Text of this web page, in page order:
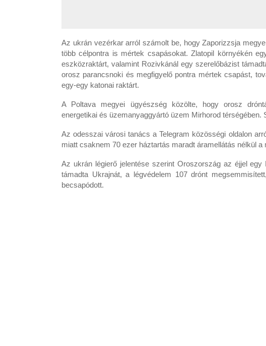
Az ukrán vezérkar arról számolt be, hogy Zaporizzsja
több célpontra is mértek csapásokat. Zlatopil környékén
eszközraktárt, valamint Rozivkánál egy szerelőbázist
orosz parancsnoki és megfigyelő pontra mértek csapást,
egy-egy katonai raktárt.
A Poltava megyei ügyészség közölte, hogy orosz
energetikai és üzemanyaggyártó üzem Mirhorod térségében.
Az odesszai városi tanács a Telegram közösségi oldalon
miatt csaknem 70 ezer háztartás maradt áramellátás nélkül a
Az ukrán légierő jelentése szerint Oroszország az éjjel
támadta Ukrajnát, a légvédelem 107 drónt
becsapódott.